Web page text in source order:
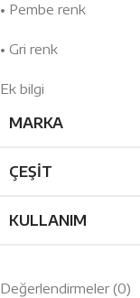
• Pembe renk
• Gri renk
Ek bilgi
MARKA
ÇEŞIT
KULLANIM
Değerlendirmeler (0)